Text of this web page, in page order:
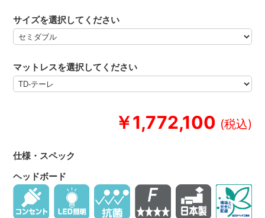
￥1,772,100
サイズを選択してください
マットレスを選択してください
仕様・スペック
ヘッドボード